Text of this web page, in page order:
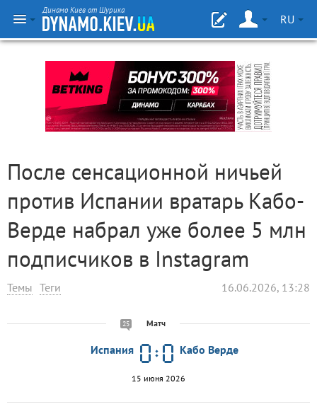
Динамо Киев от Шурика
RU
После сенсационной ничьей
против Испании вратарь Кабо-
Верде набрал уже более 5 млн
подписчиков в Instagram
Темы Теги 16.06.2026, 13:28
25 Матч
Испания Кабо Верде
15 июня 2026